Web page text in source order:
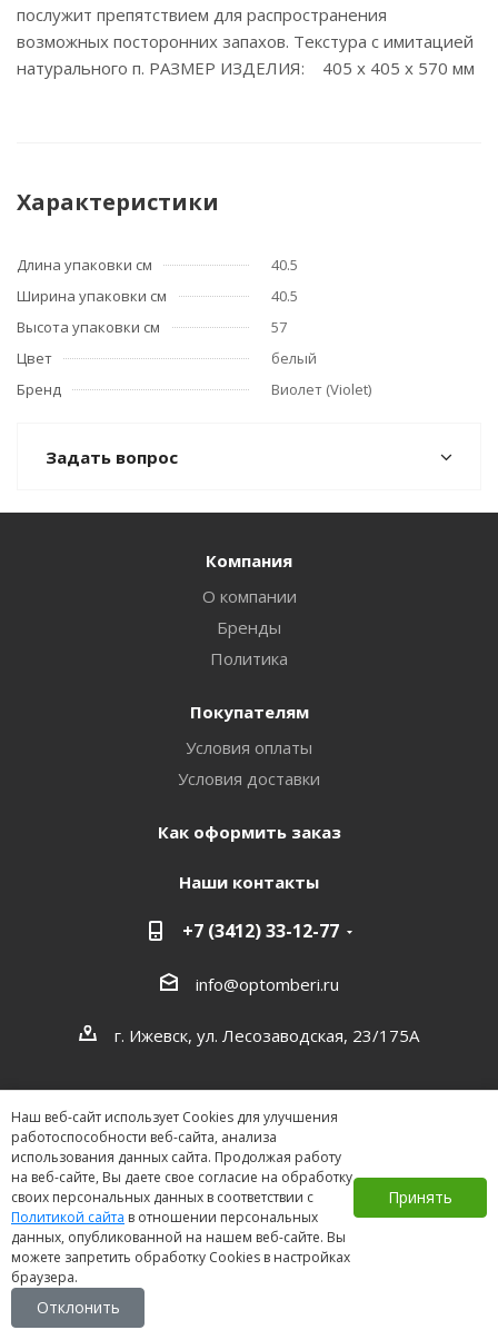
послужит препятствием для распространения
возможных посторонних запахов. Текстура с имитацией
натурального п. РАЗМЕР ИЗДЕЛИЯ: 405 x 405 x 570 мм
Характеристики
Длина упаковки см
40.5
Ширина упаковки см
40.5
Высота упаковки см
57
Цвет
белый
Бренд
Виолет (Violet)
Задать вопрос
Наш веб-сайт использует Cookies для улучшения
работоспособности веб-сайта, анализа
использования данных сайта. Продолжая работу
на веб-сайте, Вы даете свое согласие на обработку
своих персональных данных в соответствии с
Политикой сайта в отношении персональных
данных, опубликованной на нашем веб-сайте. Вы
можете запретить обработку Cookies в настройках
браузера.
Принять
Отклонить
Компания
О компании
Бренды
Политика
Покупателям
Условия оплаты
Условия доставки
Как оформить заказ
Наши контакты
+7 (3412) 33-12-77
info@optomberi.ru
г. Ижевск, ул. Лесозаводская, 23/175А
2026 ©